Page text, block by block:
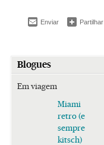
Enviar Partilhar
Blogues
Em viagem
Miami
retro (e
sempre
kitsch)